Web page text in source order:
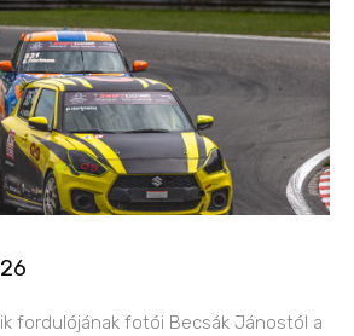
fordulójának fotói Becsák Jánostól a